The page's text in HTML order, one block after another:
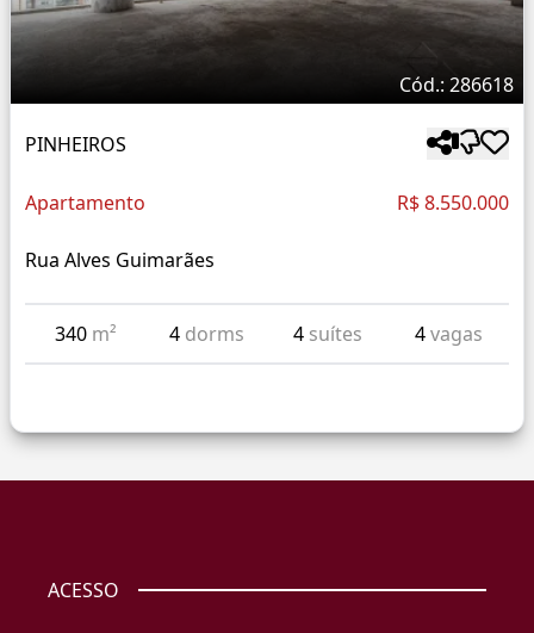
Cód.: 286618
PINHEIROS
Apartamento R$ 8.550.000
Rua Alves Guimarães
340 m² 4 dorms 4 suítes 4vagas
ACESSO